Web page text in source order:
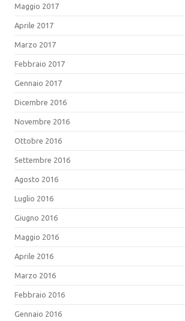
Maggio 2017
Aprile 2017
Marzo 2017
Febbraio 2017
Gennaio 2017
Dicembre 2016
Novembre 2016
Ottobre 2016
Settembre 2016
Agosto 2016
Luglio 2016
Giugno 2016
Maggio 2016
Aprile 2016
Marzo 2016
Febbraio 2016
Gennaio 2016